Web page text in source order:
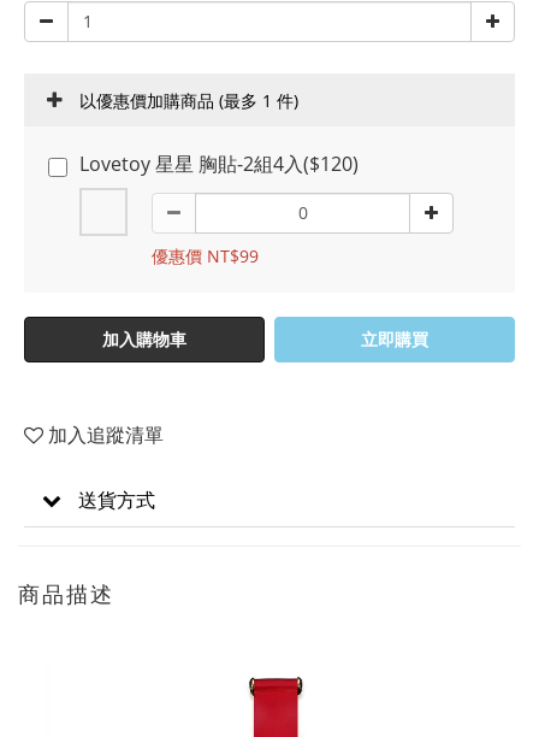
以優惠價加購商品 (最多 1 件)
Lovetoy 星星 胸貼-2組4入($120)
優惠價 NT$99
加入購物車 立即購買
加入追蹤清單
送貨方式
商品描述